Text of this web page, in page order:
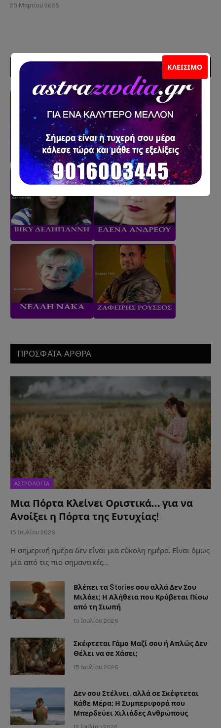
ΚΛΕΊΣΙΜΟ
20 Μαρτίου 2025
ΣΥΝΕΡΓΑΤΕΣ
ΠΡΟΣΦΑΤΑ ΑΡΘΡΑ
ΑΣΤΡΟΛΟΓΙΑ
Μια Πόρτα Κλείνει Οριστικά… για να
Ανοίξει η Πόρτα της Ευτυχίας!
15 Ιουλίου 2026
Η σημερινή ημέρα δεν είναι μια εύκολη ημέρα. Είναι όμως
μία από τις πιο σημαντικές…
Βλέπει τα Stories σου αλλά Δεν Σου
Μιλάει; Η Αλήθεια που Κρύβεται Πίσω
από τη Σιωπή
15 Ιουλίου 2026
Σκέφτεται Γάμο Μαζί σου ή Απλώς Δεν
Θέλει να σε Χάσει;
15 Ιουλίου 2026
Δεν σου Στέλνει, αλλά σε Σκέφτεται
Κάθε Μέρα; Η Συμπεριφορά που
Μπερδεύει Χιλιάδες Ανθρώπους